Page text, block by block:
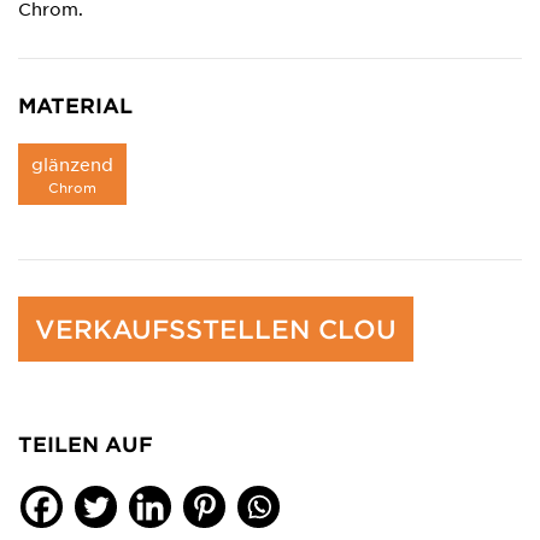
Chrom.
MATERIAL
glänzend
Chrom
VERKAUFSSTELLEN CLOU
TEILEN AUF